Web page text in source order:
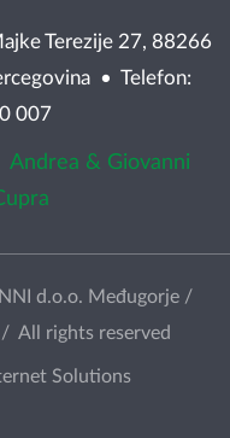
Terezije 27, 88266
• Telefon:
007
Andrea & Giovanni
d.o.o. Međugorje /
All rights reserved
Solutions